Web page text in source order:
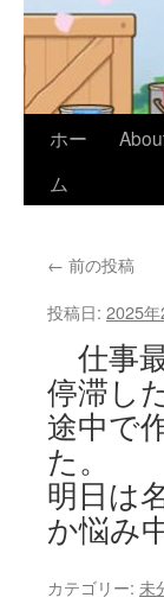
ホー
ム
← 前の投稿
投稿日: 2025
仕事
停滞し
途中で
た。
明日は
か悩み中
カテゴリー: 未